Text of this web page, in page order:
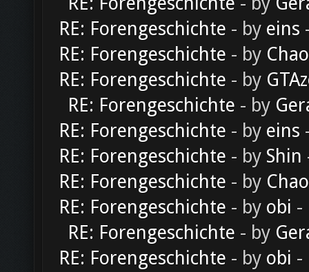
RE: Forengeschichte - by eins
RE: Forengeschichte - by
RE: Forengeschichte - by
RE: Forengeschichte - by
RE: Forengeschichte - by eins
RE: Forengeschichte - by Shin
RE: Forengeschichte - by
RE: Forengeschichte - by obi -
RE: Forengeschichte - by
RE: Forengeschichte - by obi -